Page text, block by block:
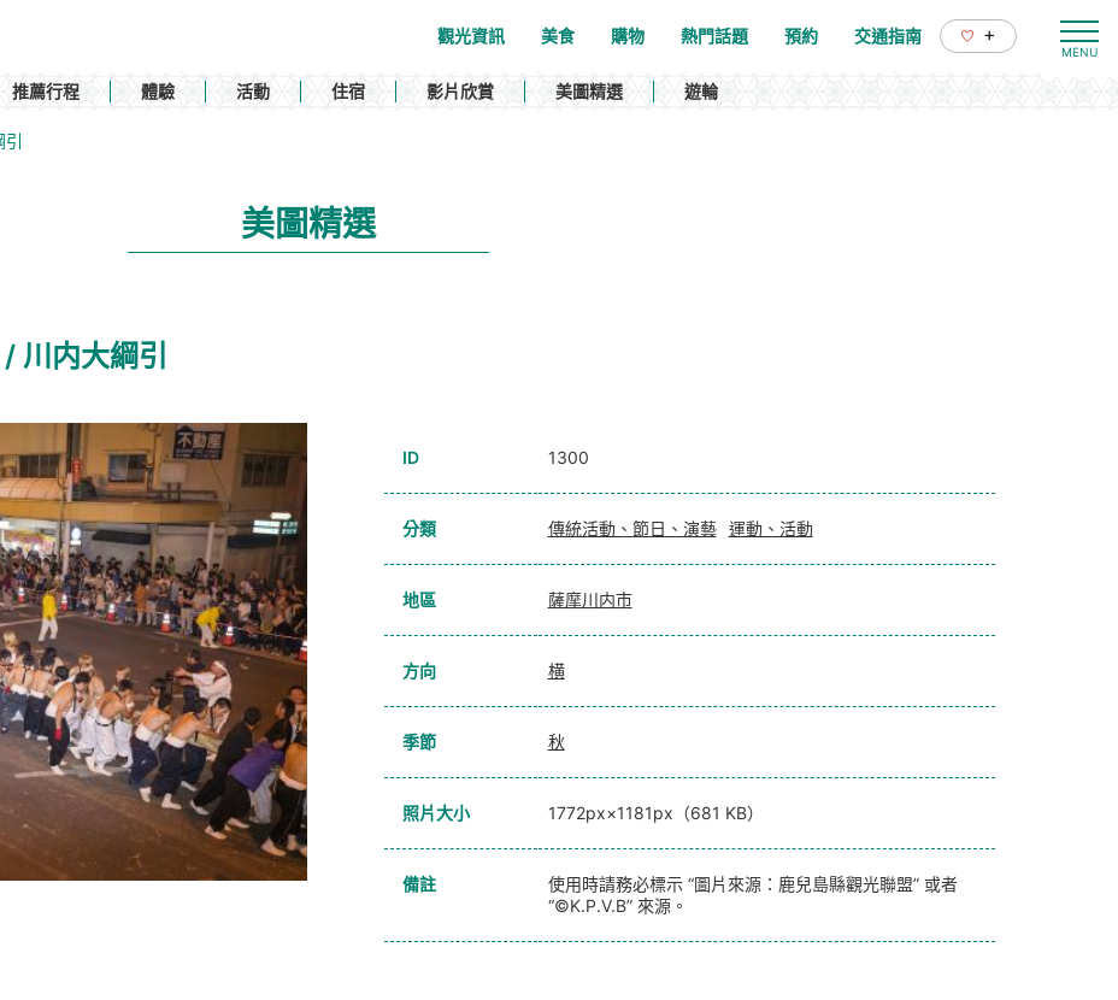
觀光資訊 美食 購物 熱門話題 預約 交通指南 +
推薦行程 體驗 活動 住宿 影片欣賞 美圖精選 遊輪
引
美圖精選
内大綱引
ID 1300
分類 傳統活動、節日、演藝 運動、活動
地區 薩摩川内市
方向 横
季節 秋
照片大小 1772px×1181px（681 KB）
備註
使用時請務必標示 “圖片來源：鹿兒島縣觀光聯盟” 或者
“©K.P.V.B” 來源。